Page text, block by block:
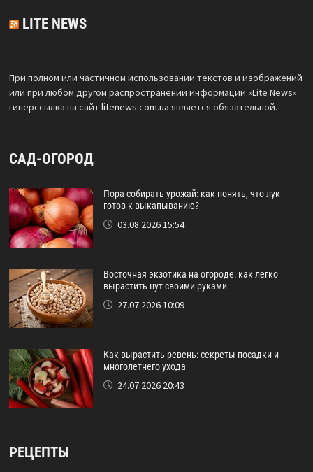
LITE NEWS
При полном или частичном использовании текстов и изображений
или при любом другом распространении информации «Lite News»
гиперссылка на сайтlitenews.com.ua является обязательной.
САД-ОГОРОД
Пора собирать урожай: как понять, что лук
готов к выкапыванию?
03.08.2026 15:54
Восточная экзотика на огороде: как легко
вырастить нут своими руками
27.07.2026 10:09
Как вырастить ревень: секреты посадки и
многолетнего ухода
24.07.2026 20:43
РЕЦЕПТЫ